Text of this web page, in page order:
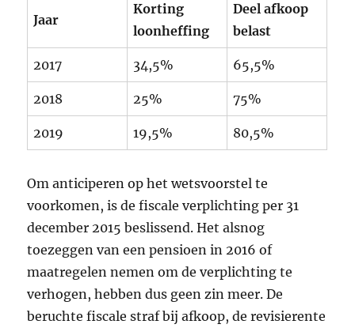
Jaar
Korting
loonheffing
Deel afkoop
belast
2017 34,5% 65,5%
2018 25% 75%
2019 19,5% 80,5%
Om anticiperen op het wetsvoorstel te
voorkomen, is de fiscale verplichting per 31
december 2015 beslissend. Het alsnog
toezeggen van een pensioen in 2016 of
maatregelen nemen om de verplichting te
verhogen, hebben dus geen zin meer. De
beruchte fiscale straf bij afkoop, de revisierente